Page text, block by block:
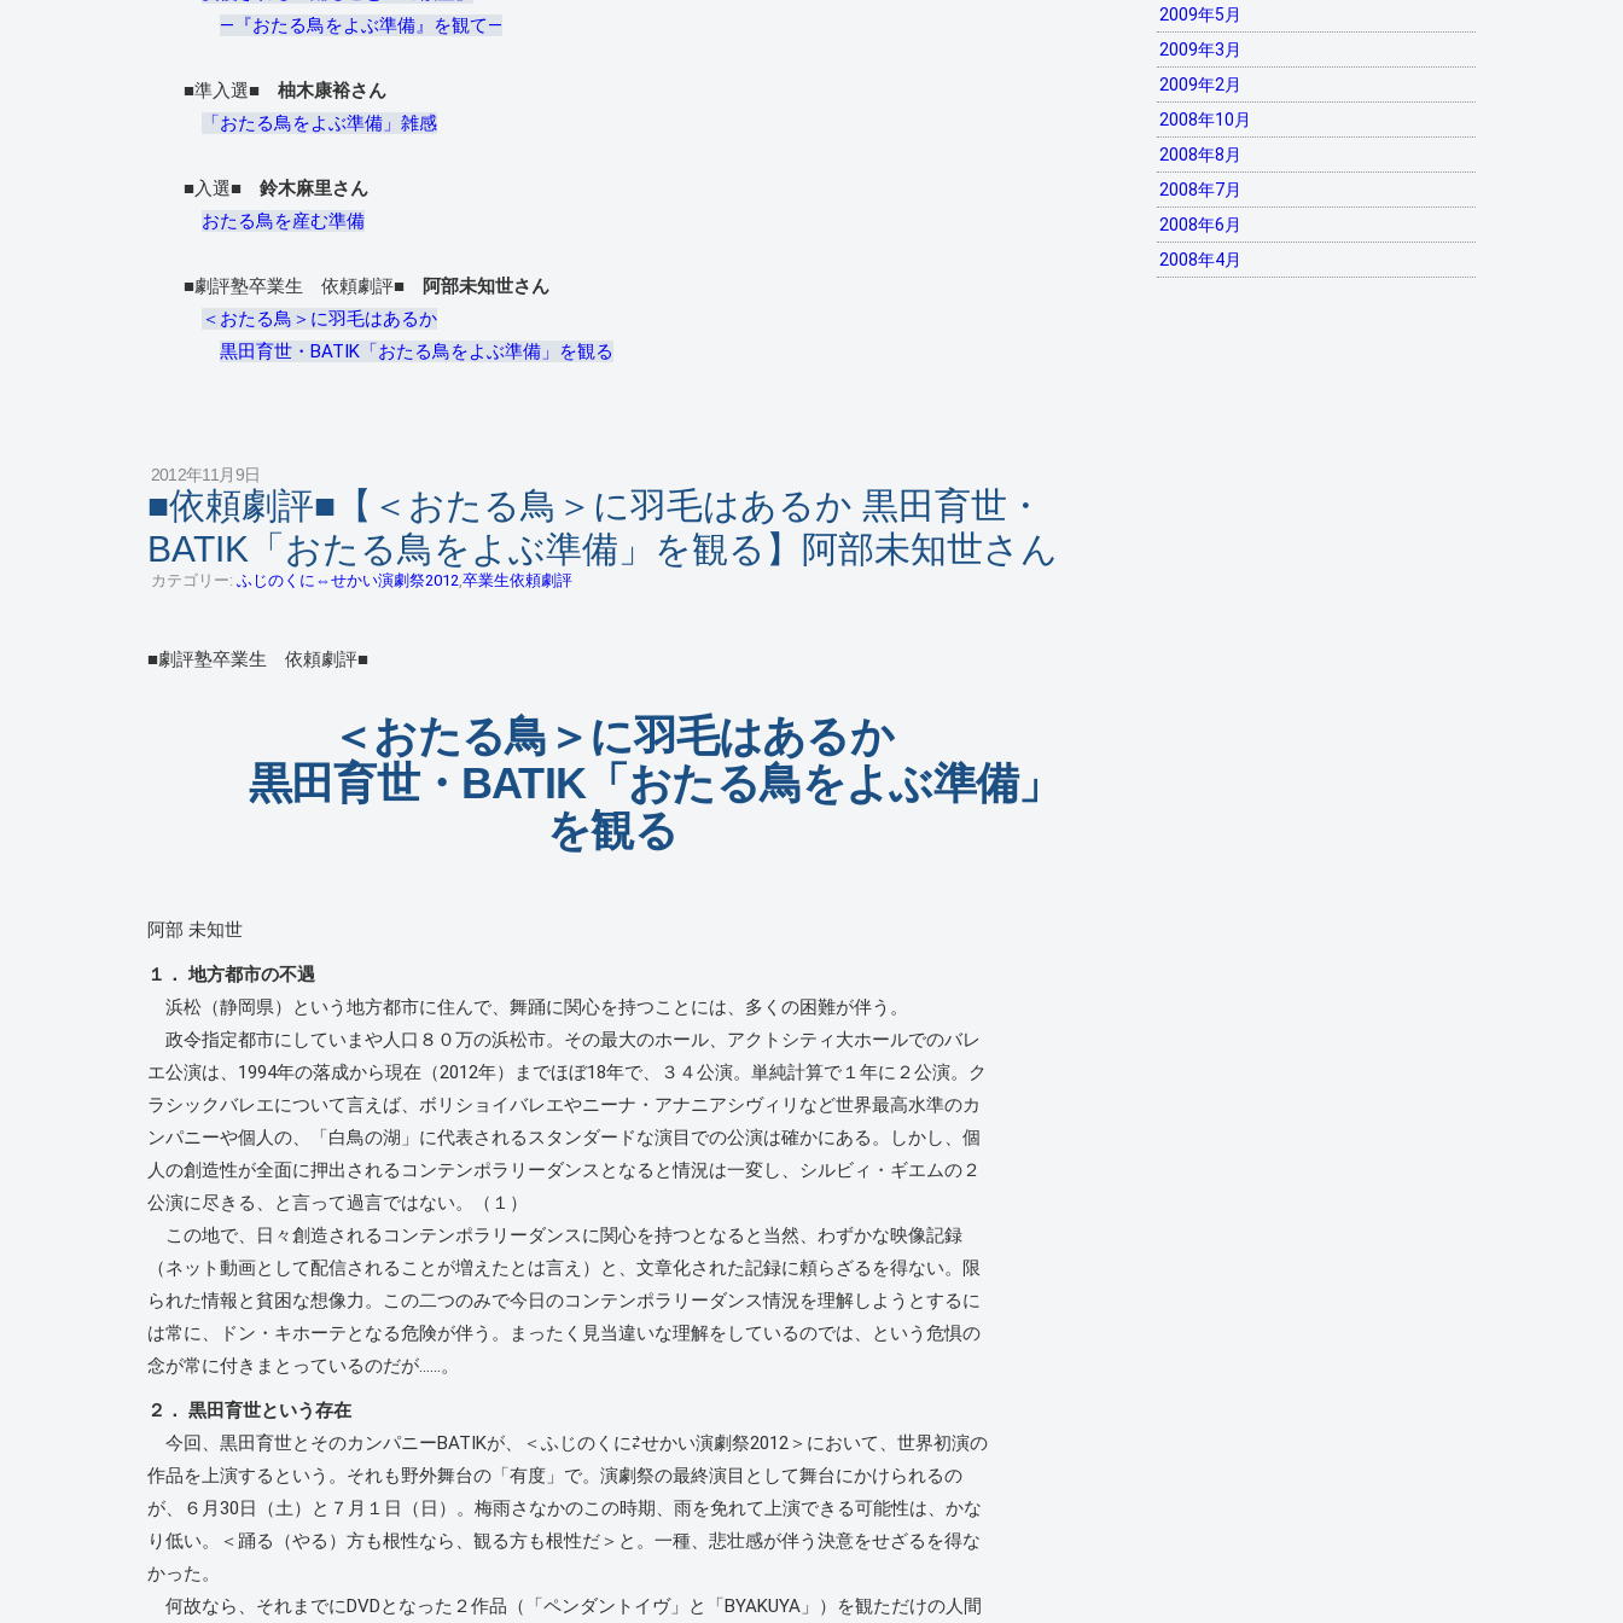
―『おたる鳥をよぶ準備』を観て―
■準入選■ 柚木康裕さん
「おたる鳥をよぶ準備」雑感
■入選■ 鈴木麻里さん
おたる鳥を産む準備
■劇評塾卒業生 依頼劇評■
阿部未知世さん
＜おたる鳥＞に羽毛はあるか
黒田育世・BATIK「おたる鳥をよぶ準備」を観る
2012年11月9日
■依頼劇評■【＜おたる鳥＞に羽毛はあるか 黒田育世・
BATIK「おたる鳥をよぶ準備」を観る】阿部未知世さん
カテゴリー: ふじのくに⇔せかい演劇祭2012,卒業生依頼劇評
■劇評塾卒業生 依頼劇評■
＜おたる鳥＞に羽毛はあるか
黒田育世・BATIK「おたる鳥をよぶ準備」
を観る
阿部 未知世
１． 地方都市の不遇
浜松（静岡県）という地方都市に住んで、舞踊に関心を持つことには、多くの困難が伴う。
政令指定都市にしていまや人口８０万の浜松市。その最大のホール、アクトシティ大ホールでのバレ
エ公演は、1994年の落成から現在（2012年）までほぼ18年で、３４公演。単純計算で１年に２公演。ク
ラシックバレエについて言えば、ボリショイバレエやニーナ・アナニアシヴィリなど世界最高水準のカ
ンパニーや個人の、「白鳥の湖」に代表されるスタンダードな演目での公演は確かにある。しかし、個
人の創造性が全面に押出されるコンテンポラリーダンスとなると情況は一変し、シルビィ・ギエムの２
公演に尽きる、と言って過言ではない。（１）
この地で、日々創造されるコンテンポラリーダンスに関心を持つとなると当然、わずかな映像記録
（ネット動画として配信されることが増えたとは言え）と、文章化された記録に頼らざるを得ない。限
られた情報と貧困な想像力。この二つのみで今日のコンテンポラリーダンス情況を理解しようとするに
は常に、ドン・キホーテとなる危険が伴う。まったく見当違いな理解をしているのでは、という危惧の
念が常に付きまとっているのだが……。
２． 黒田育世という存在
今回、黒田育世とそのカンパニーBATIKが、＜ふじのくに⇄せかい演劇祭2012＞において、世界初演の
作品を上演するという。それも野外舞台の「有度」で。演劇祭の最終演目として舞台にかけられるの
が、６月30日（土）と７月１日（日）。梅雨さなかのこの時期、雨を免れて上演できる可能性は、かな
り低い。＜踊る（やる）方も根性なら、観る方も根性だ＞と。一種、悲壮感が伴う決意をせざるを得な
かった。
何故なら、それまでにDVDとなった２作品（「ペンダントイヴ」と「BYAKUYA」）を観ただけの人間
2009年5月
2009年3月
2009年2月
2008年10月
2008年8月
2008年7月
2008年6月
2008年4月